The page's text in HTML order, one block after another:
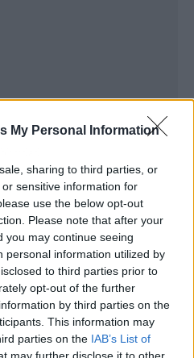
My Personal Information
sharing to third parties, or
sensitive information for
use the below opt-out
Please note that after your
you may continue seeing
personal information utilized by
to third parties prior to
opt-out of the further
by third parties on the
This information may
parties on the IAB’s List of
may further disclose it to other